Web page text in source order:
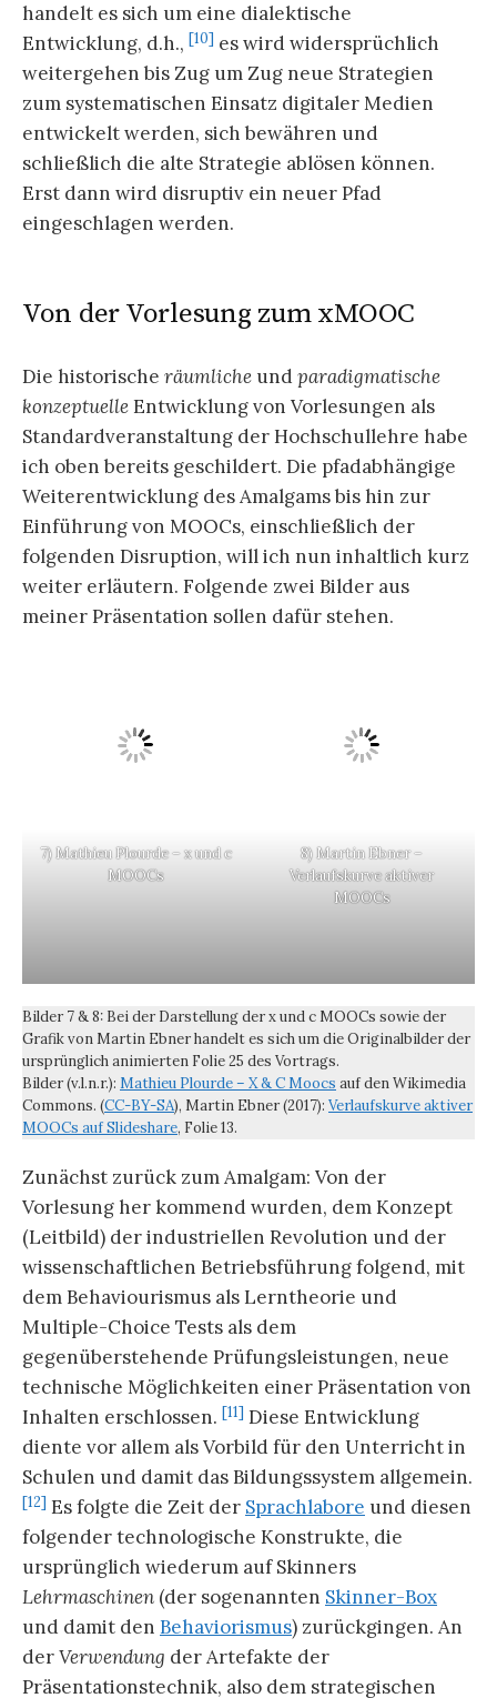
handelt es sich um eine dialektische
Entwicklung, d.h., [10] es wird widersprüchlich
weitergehen bis Zug um Zug neue Strategien
zum systematischen Einsatz digitaler Medien
entwickelt werden, sich bewähren und
schließlich die alte Strategie ablösen können.
Erst dann wird disruptiv ein neuer Pfad
eingeschlagen werden.
Von der Vorlesung zum xMOOC
Die historische räumliche undparadigmatische
konzeptuelleEntwicklung von Vorlesungen als
Standardveranstaltung der Hochschullehre habe
ich oben bereits geschildert. Die pfadabhängige
Weiterentwicklung des Amalgams bis hin zur
Einführung von MOOCs, einschließlich der
folgenden Disruption, will ich nun inhaltlich kurz
weiter erläutern. Folgende zwei Bilder aus
meiner Präsentation sollen dafür stehen.
7) Mathieu Plourde – x und c
MOOCs
8) Martin Ebner –
Verlaufskurve aktiver
MOOCs
Bilder 7 & 8: Bei der Darstellung der x und c MOOCs sowie der
Grafik von Martin Ebner handelt es sich um die Originalbilder der
ursprünglich animierten Folie 25 des Vortrags.
Bilder (v.l.n.r.): Mathieu Plourde – X & C Moocs auf den Wikimedia
Commons. (CC-BY-SA), Martin Ebner (2017): Verlaufskurve aktiver
MOOCs auf Slideshare, Folie 13.
Zunächst zurück zum Amalgam: Von der
Vorlesung her kommend wurden, dem Konzept
(Leitbild) der industriellen Revolution und der
wissenschaftlichen Betriebsführung folgend, mit
dem Behaviourismus als Lerntheorie und
Multiple-Choice Tests als dem
gegenüberstehende Prüfungsleistungen, neue
technische Möglichkeiten einer Präsentation von
Inhalten erschlossen. [11] Diese Entwicklung
diente vor allem als Vorbild für den Unterricht in
Schulen und damit das Bildungssystem allgemein.
[12] Es folgte die Zeit der Sprachlabore und diesen
folgender technologische Konstrukte, die
ursprünglich wiederum auf Skinners
Lehrmaschinen (der sogenannten Skinner-Box
und damit den Behaviorismus) zurückgingen. An
derVerwendung der Artefakte der
Präsentationstechnik, also dem strategischen